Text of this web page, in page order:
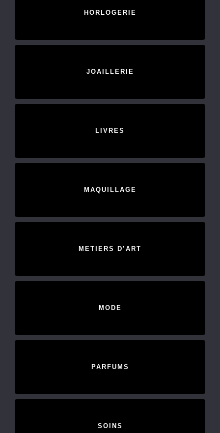
HORLOGERIE
JOAILLERIE
LIVRES
MAQUILLAGE
METIERS D’ART
MODE
PARFUMS
SOINS